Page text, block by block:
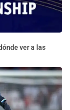
ver a las